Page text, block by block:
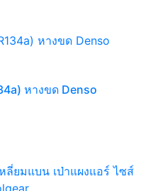
หางขด Denso